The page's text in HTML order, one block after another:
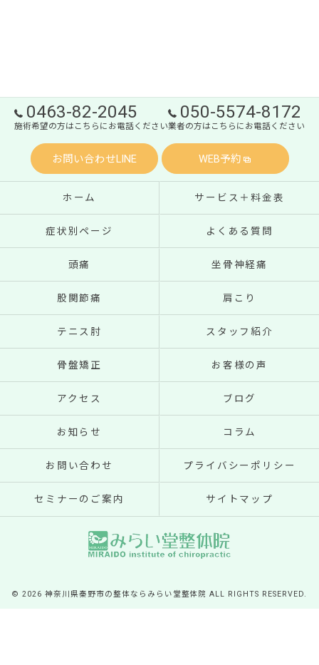
0463-82-2045
施術希望の方はこちらにお電話ください
050-5574-8172
業者の方はこちらにお電話ください
お問い合わせLINE WEB予約
ホーム サービス＋料金表
症状別ページ よくある質問
頭痛 坐骨神経痛
股関節痛 肩こり
テニス肘 スタッフ紹介
骨盤矯正 お客様の声
アクセス ブログ
お知らせ コラム
お問い合わせ プライバシーポリシー
セミナーのご案内 サイトマップ
© 2026 神奈川県秦野市の整体ならみらい堂整体院 ALL RIGHTS RESERVED.